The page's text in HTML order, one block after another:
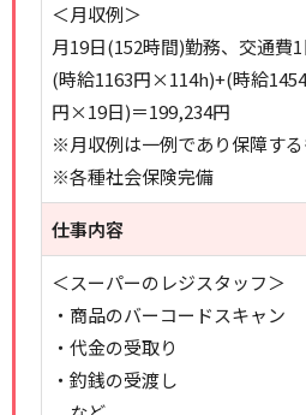
＜月収例＞
月19日(152時間)勤務、交通費
(時給1163円×114h)+(時給
円×19日)＝199,234円
※月収例は一例であり保障す
※各種社会保険完備
仕事内容
＜スーパーのレジスタッフ＞
・商品のバーコードスキャン
・代金の受取り
・釣銭の受渡し